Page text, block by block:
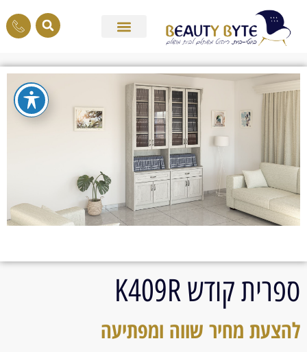
ספרית קודש K409R
להצעת מחיר שווה ומפתיעה